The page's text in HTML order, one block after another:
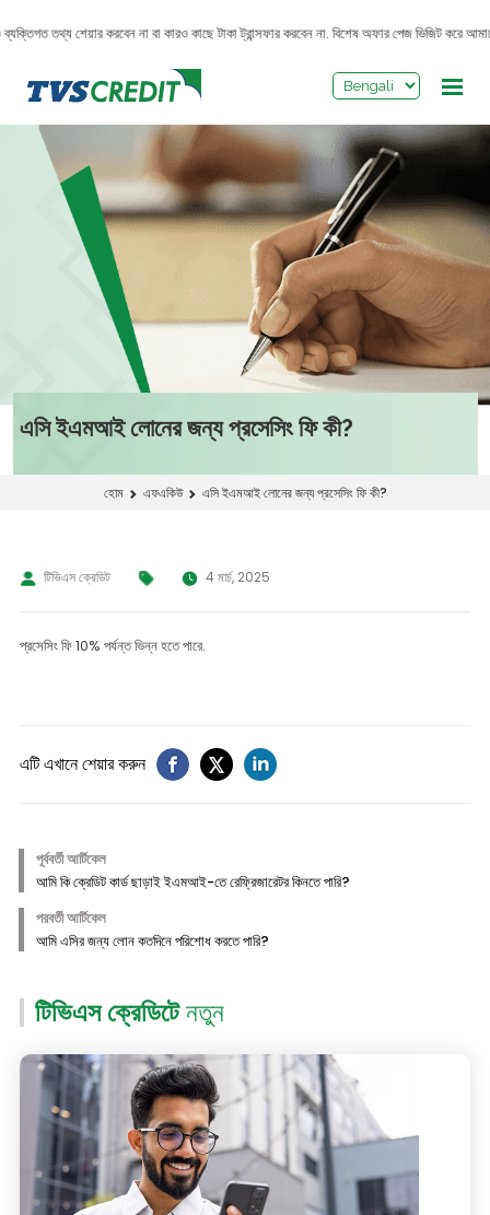
তথ্য শেয়ার করবেন না বা কারও কাছে টাকা ট্রান্সফার করবেন না. বিশেষ অফার পেজ ভিজিট করে
এসি ইএমআই লোনের জন্য প্রসেসিং ফি কী?
হোম এফএকিউ এসি ইএমআই লোনের জন্য প্রসেসিং ফি কী?
টিভিএস ক্রেডিট 4 মার্চ, 2025
প্রসেসিং ফি 10% পর্যন্ত ভিন্ন হতে পারে.
এটি এখানে শেয়ার করুন
পূর্ববর্তী আর্টিকেল
আমি কি ক্রেডিট কার্ড ছাড়াই ইএমআই-তে রেফ্রিজারেটর কিনতে পারি?
পরবর্তী আর্টিকেল
আমি এসির জন্য লোন কতদিনে পরিশোধ করতে পারি?
টিভিএস ক্রেডিটেনতুন